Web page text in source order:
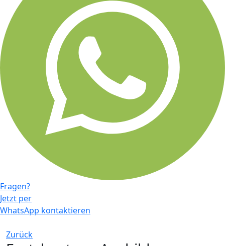
Fragen?
Jetzt per
WhatsApp kontaktieren
Zurück